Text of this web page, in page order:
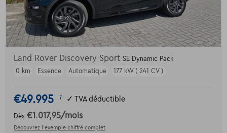
Land Rover Discovery Sport SE Dynamic Pack
0 km
Essence Automatique 177 kW ( 241 CV )
€49.995 1 ✓ TVA déductible
Dès €1.017,95/mois
Découvrez l’exemple chiffré complet